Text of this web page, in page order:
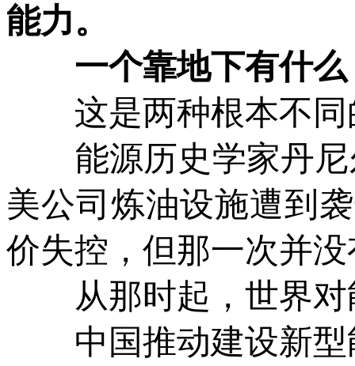
能力。
一个靠地下有什么
这是两种根本不同
能源历史学家丹尼
美公司炼油设施遭到
价失控，但那一次并
从那时起，世界对
中国推动建设新型